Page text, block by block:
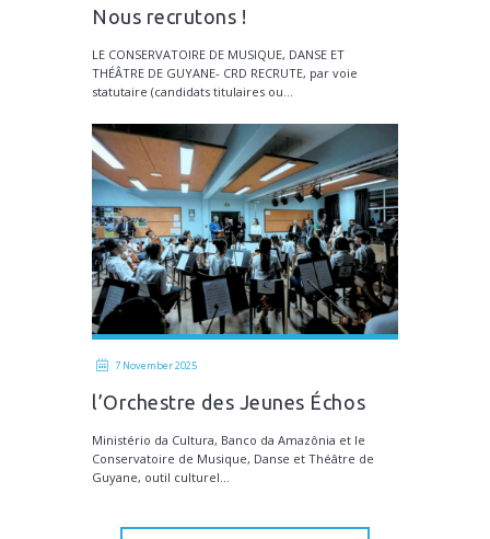
Nous recrutons !
LE CONSERVATOIRE DE MUSIQUE, DANSE ET
THÉÂTRE DE GUYANE- CRD RECRUTE, par voie
statutaire (candidats titulaires ou...
7 November 2025
l’Orchestre des Jeunes Échos
Ministério da Cultura, Banco da Amazônia et le
Conservatoire de Musique, Danse et Théâtre de
Guyane, outil culturel...